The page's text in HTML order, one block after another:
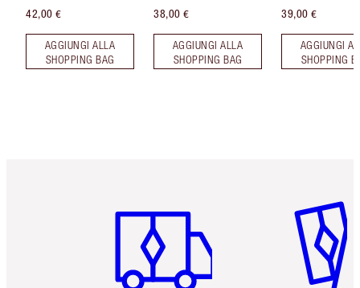
42,00 €
AGGIUNGI ALLA
SHOPPING BAG
38,00 €
AGGIUNGI ALLA
SHOPPING BAG
39,00 €
AGGIUNGI
SHOPPING